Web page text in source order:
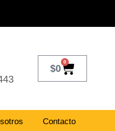
$0
0
Contacto